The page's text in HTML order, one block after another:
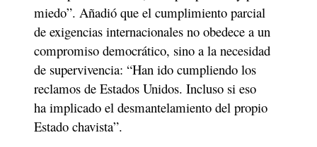
miedo”. Añadió que el cumplimiento parcial
de exigencias internacionales no obedece a un
compromiso democrático, sino a la necesidad
de supervivencia: “Han ido cumpliendo los
reclamos de Estados Unidos. Incluso si eso
ha implicado el desmantelamiento del propio
Estado chavista”.